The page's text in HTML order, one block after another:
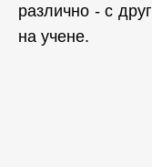
различно - с
на учене.